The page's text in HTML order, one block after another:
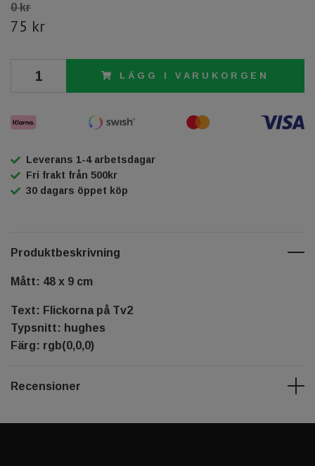
0 kr
75 kr
LÄGG I VARUKORGEN
Leverans 1-4 arbetsdagar
Fri frakt från 500kr
30 dagars öppet köp
Produktbeskrivning
Mått: 48 x 9 cm
Text: Flickorna på Tv2
Typsnitt: hughes
Färg: rgb(0,0,0)
Recensioner